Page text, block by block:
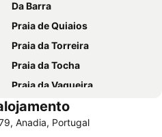
Da Barra
Praia de Quiaios
Praia da Torreira
Praia da Tocha
Praia da Vagueira
Portugal dos Pequenitos
Praia do Areão
Anadia, Portugal